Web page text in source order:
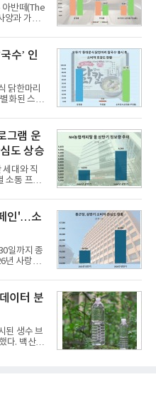
아반떼(The
양과 가격
모델로, ▲정
디자인 ▲
▲글로벌
높인 주
등을 통해
다.아반떼
워트레인
수’ 인
닭한마리
화된 스토
뛰어넘는
을 보인 지
는 성과를
닭한마리
율을 완성
마늘의
면서도 쫄
그램 운
도 상승
대와 직
소통 프로
탈타워 22
그램은 경
공동 주관
▲과
4회에 걸
피탈 MZ
으로, 조
인'…소
일까지 종
년 사랑나
여가 줄어
생명나눔
종근당 천
바이오 안
당진공장
레이 방식
참여를 독
이터 분
된 생수 브
다. 백산수
을 분석한